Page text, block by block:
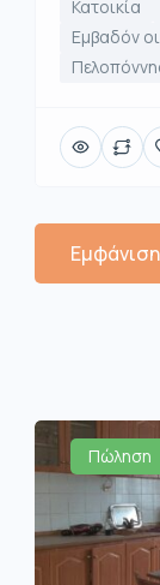
Κατοικία
Εμβαδόν
Πώληση